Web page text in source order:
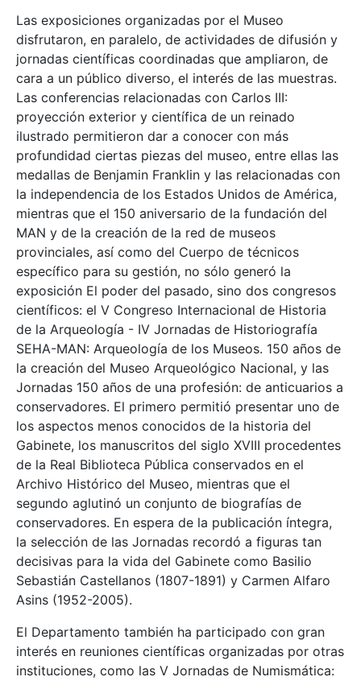
Las exposiciones organizadas por el Museo
disfrutaron, en paralelo, de actividades de difusión y
jornadas científicas coordinadas que ampliaron, de
cara a un público diverso, el interés de las muestras.
Las conferencias relacionadas con Carlos III:
proyección exterior y científica de un reinado
ilustrado permitieron dar a conocer con más
profundidad ciertas piezas del museo, entre ellas las
medallas de Benjamin Franklin y las relacionadas con
la independencia de los Estados Unidos de América,
mientras que el 150 aniversario de la fundación del
MAN y de la creación de la red de museos
provinciales, así como del Cuerpo de técnicos
específico para su gestión, no sólo generó la
exposición El poder del pasado, sino dos congresos
científicos: el V Congreso Internacional de Historia
de la Arqueología - IV Jornadas de Historiografía
SEHA-MAN: Arqueología de los Museos. 150 años de
la creación del Museo Arqueológico Nacional, y las
Jornadas 150 años de una profesión: de anticuarios a
conservadores. El primero permitió presentar uno de
los aspectos menos conocidos de la historia del
Gabinete, los manuscritos del siglo XVIII procedentes
de la Real Biblioteca Pública conservados en el
Archivo Histórico del Museo, mientras que el
segundo aglutinó un conjunto de biografías de
conservadores. En espera de la publicación íntegra,
la selección de las Jornadas recordó a figuras tan
decisivas para la vida del Gabinete como Basilio
Sebastián Castellanos (1807-1891) y Carmen Alfaro
Asins (1952-2005).
El Departamento también ha participado con gran
interés en reuniones científicas organizadas por otras
instituciones, como las V Jornadas de Numismática: